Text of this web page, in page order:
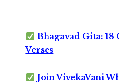
Bhagavad Gita: 18
Verses
Join VivekaVani